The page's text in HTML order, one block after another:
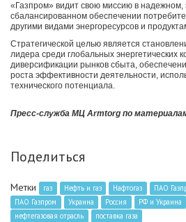
«Газпром» видит свою миссию в
сбалансированном обеспечении
другими видами энергоресурсов и
Стратегической целью является
лидера среди глобальных энергетических
диверсификации рынков сбыта,
роста эффективности деятельности,
технического потенциала.
Пресс-служба МЦ Armtorg по
Поделиться
Метки газ Нефть и газ Нафтогаз ПАО
ПАО Газпром
Украина Россия РФ и Украина
нефтегазовая отрасль
поставка газа